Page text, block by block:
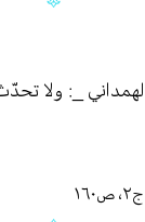
_: ولا
ج٢، ص١٦٠